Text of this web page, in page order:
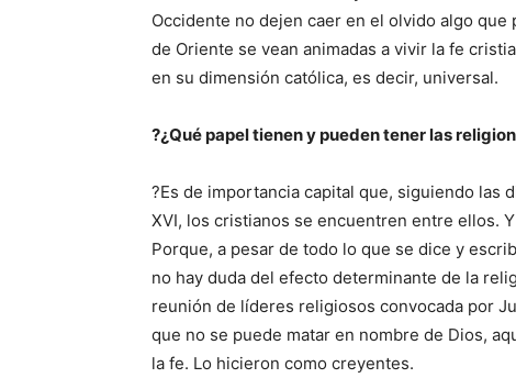
Occidente no dejen caer en el olvido algo
de Oriente se vean animadas a vivir la fe
en su dimensión católica, es decir, universal.
?¿Qué papel tienen y pueden tener las
?Es de importancia capital que, siguiendo las
XVI, los cristianos se encuentren entre ellos.
Porque, a pesar de todo lo que se dice y
no hay duda del efecto determinante de la
reunión de líderes religiosos convocada por
que no se puede matar en nombre de Dios,
la fe. Lo hicieron como creyentes.